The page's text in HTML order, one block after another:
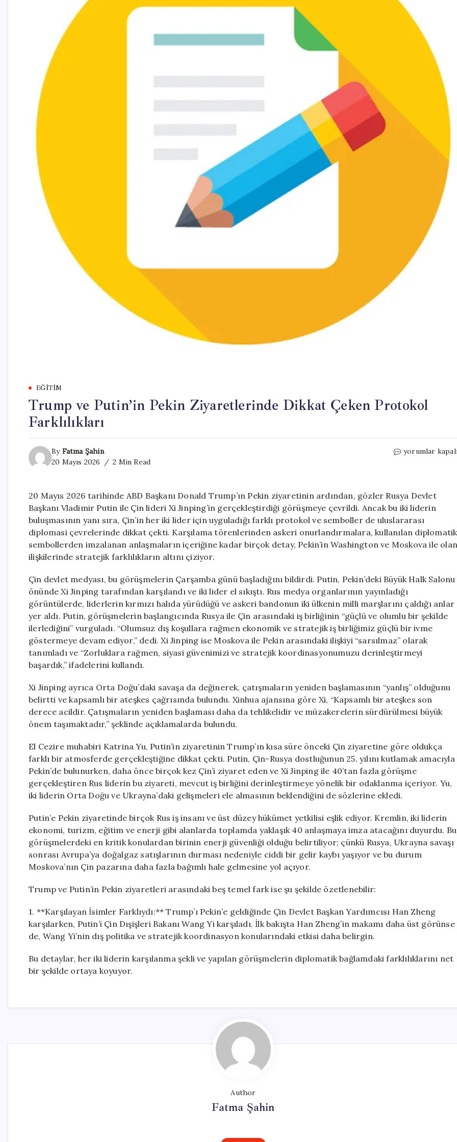
EĞITIM
Trump ve Putin’in Pekin Ziyaretlerinde Dikkat Çeken Protokol
Farklılıkları
By Fatma Şahin
20 Mayıs 2026
2 Min Read
Trump
Ziyaretlerinde
Dikkat
Protokol
Farklılıkları
için
yorumlar
20 Mayıs 2026 tarihinde ABD Başkanı Donald Trump’ın Pekin ziyaretinin ardından, gözler Rusya Devlet
Başkanı Vladimir Putin ile Çin lideri Xi Jinping’in gerçekleştirdiği görüşmeye çevrildi. Ancak bu iki liderin
buluşmasının yanı sıra, Çin’in her iki lider için uyguladığı farklı protokol ve semboller de uluslararası
diplomasi çevrelerinde dikkat çekti. Karşılama törenlerinden askeri onurlandırmalara, kullanılan diplomatik
sembollerden imzalanan anlaşmaların içeriğine kadar birçok detay, Pekin’in Washington ve Moskova ile
ilişkilerinde stratejik farklılıkların altını çiziyor.
Çin devlet medyası, bu görüşmelerin Çarşamba günü başladığını bildirdi. Putin, Pekin’deki Büyük Halk Salonu
önünde Xi Jinping tarafından karşılandı ve iki lider el sıkıştı. Rus medya organlarının yayınladığı
görüntülerde, liderlerin kırmızı halıda yürüdüğü ve askeri bandonun iki ülkenin milli marşlarını çaldığı anlar
yer aldı. Putin, görüşmelerin başlangıcında Rusya ile Çin arasındaki iş birliğinin “güçlü ve olumlu bir şekilde
ilerlediğini” vurguladı. “Olumsuz dış koşullara rağmen ekonomik ve stratejik iş birliğimiz güçlü bir ivme
göstermeye devam ediyor,” dedi. Xi Jinping ise Moskova ile Pekin arasındaki ilişkiyi “sarsılmaz” olarak
tanımladı ve “Zorluklara rağmen, siyasi güvenimizi ve stratejik koordinasyonumuzu derinleştirmeyi
başardık,” ifadelerini kullandı.
Xi Jinping ayrıca Orta Doğu’daki savaşa da değinerek, çatışmaların yeniden başlamasının “yanlış” olduğunu
belirtti ve kapsamlı bir ateşkes çağrısında bulundu. Xinhua ajansına göre Xi, “Kapsamlı bir ateşkes son
derece acildir. Çatışmaların yeniden başlaması daha da tehlikelidir ve müzakerelerin sürdürülmesi büyük
önem taşımaktadır,” şeklinde açıklamalarda bulundu.
El Cezire muhabiri Katrina Yu, Putin’in ziyaretinin Trump’ın kısa süre önceki Çin ziyaretine göre oldukça
farklı bir atmosferde gerçekleştiğine dikkat çekti. Putin, Çin-Rusya dostluğunun 25. yılını kutlamak amacıyla
Pekin’de bulunurken, daha önce birçok kez Çin’i ziyaret eden ve Xi Jinping ile 40’tan fazla görüşme
gerçekleştiren Rus liderin bu ziyareti, mevcut iş birliğini derinleştirmeye yönelik bir odaklanma içeriyor. Yu,
iki liderin Orta Doğu ve Ukrayna’daki gelişmeleri ele almasının beklendiğini de sözlerine ekledi.
Putin’e Pekin ziyaretinde birçok Rus iş insanı ve üst düzey hükümet yetkilisi eşlik ediyor. Kremlin, iki liderin
ekonomi, turizm, eğitim ve enerji gibi alanlarda toplamda yaklaşık 40 anlaşmaya imza atacağını duyurdu. Bu
görüşmelerdeki en kritik konulardan birinin enerji güvenliği olduğu belirtiliyor; çünkü Rusya, Ukrayna savaşı
sonrası Avrupa’ya doğalgaz satışlarının durması nedeniyle ciddi bir gelir kaybı yaşıyor ve bu durum
Moskova’nın Çin pazarına daha fazla bağımlı hale gelmesine yol açıyor.
Trump ve Putin’in Pekin ziyaretleri arasındaki beş temel fark ise şu şekilde özetlenebilir:
1. **Karşılayan İsimler Farklıydı:** Trump’ı Pekin’e geldiğinde Çin Devlet Başkan Yardımcısı Han Zheng
karşılarken, Putin’i Çin Dışişleri Bakanı Wang Yi karşıladı. İlk bakışta Han Zheng’in makamı daha üst görünse
de, Wang Yi’nin dış politika ve stratejik koordinasyon konularındaki etkisi daha belirgin.
Bu detaylar, her iki liderin karşılanma şekli ve yapılan görüşmelerin diplomatik bağlamdaki farklılıklarını net
bir şekilde ortaya koyuyor.
Author
Fatma Şahin